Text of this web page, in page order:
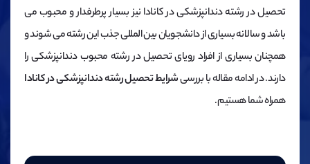
تحصیل در رشته دندانپزشکی در کانادا نیز بسیار پرطرفدار و محبوب می
باشد و سالانه بسیاری از دانشجویان بین المللی جذب این رشته می شوند و
همچنان بسیاری از افراد رویای تحصیل در رشته محبوب دندانپزشکی را
دارند. در ادامه مقاله با بررسیشرایط تحصیل رشته دندانپزشکی در کانادا
همراه شما هستیم.